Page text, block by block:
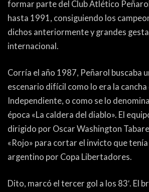
PARTIDOS
COLUMNAS
ELECCIONES
ENTREVISTAS
TRIBUNA
PYD RADIO
PEÑAS
FÚTBOL
HISTORIA
FORO
formar parte del Club Atlético
hasta 1991, consiguiendo los
dichos anteriormente y grandes
internacional.
Corría el año 1987, Peñarol buscaba
escenario difícil como lo era la
Independiente, o como se lo
época «La caldera del diablo». El
dirigido por Oscar Washington
«Rojo» para cortar el invicto que
argentino por Copa Libertadores.
Dito, marcó el tercer gol a los 83′. El